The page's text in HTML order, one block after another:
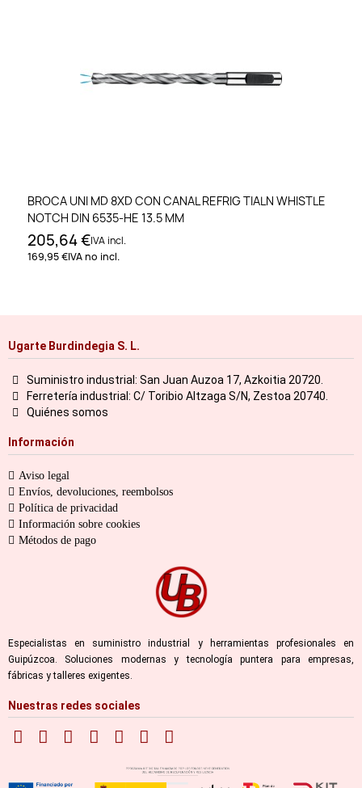
BROCA UNI MD 8XD CON CANAL REFRIG TIALN WHISTLE
NOTCH DIN 6535-HE 13.5 MM
205,64 €IVA incl.
169,95 €IVA no incl.
Ugarte Burdindegia S. L.
Suministro industrial: San Juan Auzoa 17, Azkoitia 20720.
Ferretería industrial: C/ Toribio Altzaga S/N, Zestoa 20740.
Quiénes somos
Información
Aviso legal
Envíos, devoluciones, reembolsos
Política de privacidad
Información sobre cookies
Métodos de pago
Especialistas en suministro industrial y herramientas profesionales en
Guipúzcoa. Soluciones modernas y tecnología puntera para empresas,
fábricas y talleres exigentes.
Nuestras redes sociales